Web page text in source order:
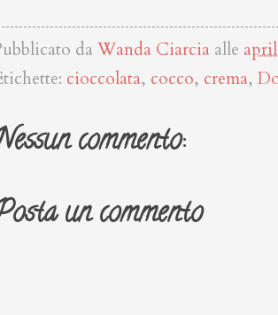
da Wanda Ciarcia alle
cioccolata, cocco, crema,
commento:
un commento